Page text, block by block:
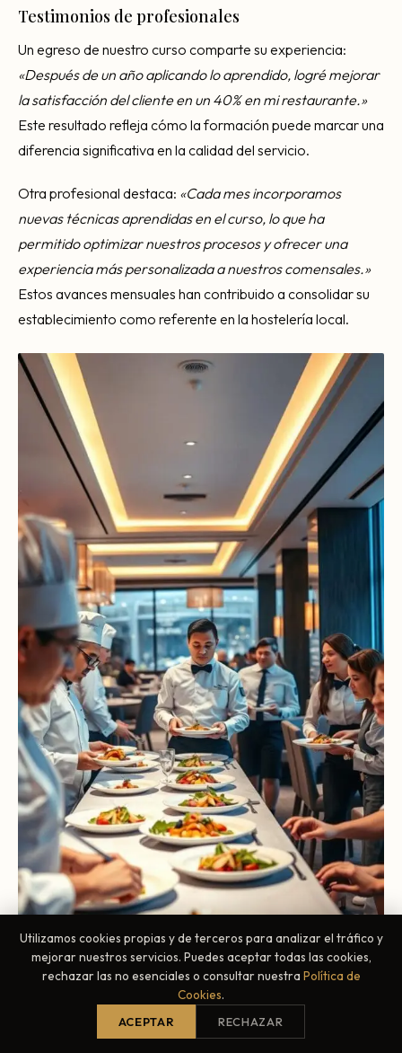
Testimonios de profesionales
Un egreso de nuestro curso comparte su experiencia:
«Después de un año aplicando lo aprendido, logré mejorar
la satisfacción del cliente en un 40% en mi restaurante.»
Este resultado refleja cómo la formación puede marcar una
diferencia significativa en la calidad del servicio.
Otra profesional destaca: «Cada mes incorporamos
nuevas técnicas aprendidas en el curso, lo que ha
permitido optimizar nuestros procesos y ofrecer una
experiencia más personalizada a nuestros comensales.»
Estos avances mensuales han contribuido a consolidar su
establecimiento como referente en la hostelería local.
Ejemplos de éxito en hostelería
Utilizamos cookies propias y de terceros para analizar el tráfico y
mejorar nuestros servicios. Puedes aceptar todas las cookies,
rechazar las no esenciales o consultar nuestra Política de
Cookies.
ACEPTAR RECHAZAR